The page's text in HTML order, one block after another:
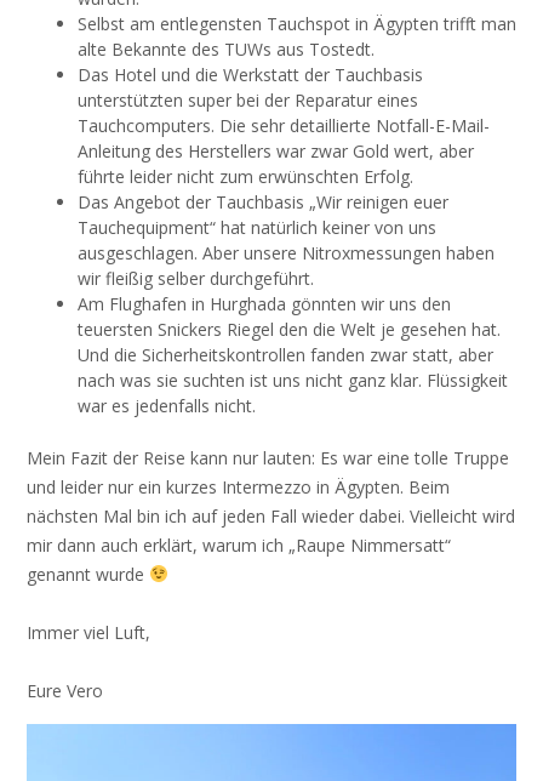
Selbst am entlegensten Tauchspot in Ägypten trifft man
alte Bekannte des TUWs aus Tostedt.
Das Hotel und die Werkstatt der Tauchbasis
unterstützten super bei der Reparatur eines
Tauchcomputers. Die sehr detaillierte Notfall-E-Mail-
Anleitung des Herstellers war zwar Gold wert, aber
führte leider nicht zum erwünschten Erfolg.
Das Angebot der Tauchbasis „Wir reinigen euer
Tauchequipment“ hat natürlich keiner von uns
ausgeschlagen. Aber unsere Nitroxmessungen haben
wir fleißig selber durchgeführt.
Am Flughafen in Hurghada gönnten wir uns den
teuersten Snickers Riegel den die Welt je gesehen hat.
Und die Sicherheitskontrollen fanden zwar statt, aber
nach was sie suchten ist uns nicht ganz klar. Flüssigkeit
war es jedenfalls nicht.
Mein Fazit der Reise kann nur lauten: Es war eine tolle Truppe
und leider nur ein kurzes Intermezzo in Ägypten. Beim
nächsten Mal bin ich auf jeden Fall wieder dabei. Vielleicht wird
mir dann auch erklärt, warum ich „Raupe Nimmersatt“
genannt wurde
Immer viel Luft,
Eure Vero